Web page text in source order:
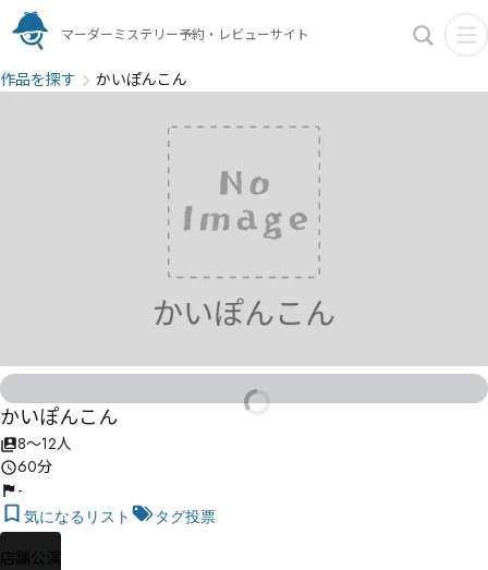
マーダーミステリー予約・レビューサイト
作品を探す かいぽんこん
かいぽんこん
8〜12人
60分
-
気になるリスト タグ投票
店舗公演